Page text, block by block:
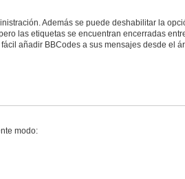
Además se puede deshabilitar la
las etiquetas se encuentran encerradas
añadir BBCodes a sus mensajes desde el
modo: